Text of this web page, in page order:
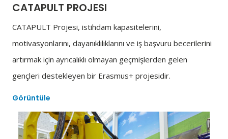
CATAPULT PROJESI
CATAPULT Projesi, istihdam kapasitelerini,
motivasyonlarını, dayanıklılıklarını ve iş başvuru becerilerini
artırmak için ayrıcalıklı olmayan geçmişlerden gelen
gençleri destekleyen bir Erasmus+ projesidir.
Görüntüle